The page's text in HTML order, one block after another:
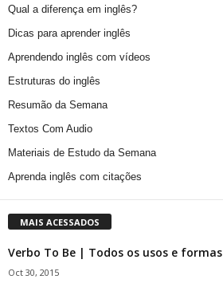
Qual a diferença em inglês?
Dicas para aprender inglês
Aprendendo inglês com vídeos
Estruturas do inglês
Resumão da Semana
Textos Com Audio
Materiais de Estudo da Semana
Aprenda inglês com citações
MAIS ACESSADOS
Verbo To Be | Todos os usos e formas
Oct 30, 2015